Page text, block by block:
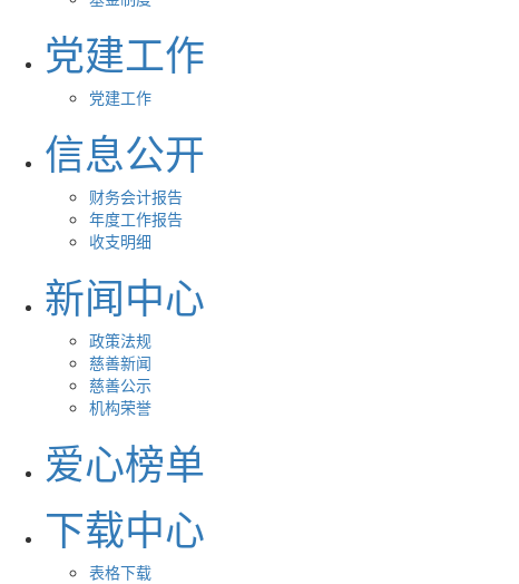
党建工作
党建工作
信息公开
财务会计报告
年度工作报告
收支明细
新闻中心
政策法规
慈善新闻
慈善公示
机构荣誉
爱心榜单
下载中心
表格下载